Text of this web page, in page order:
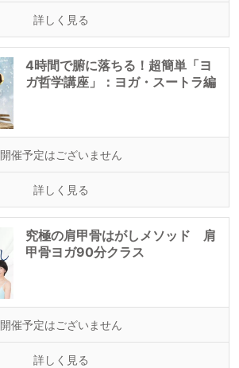
詳しく見る
4時間で腑に落ちる！超簡単「ヨ
ガ哲学講座」：ヨガ・スートラ編
開催予定はございません
詳しく見る
究極の肩甲骨はがしメソッド 肩
甲骨ヨガ90分クラス
開催予定はございません
詳しく見る